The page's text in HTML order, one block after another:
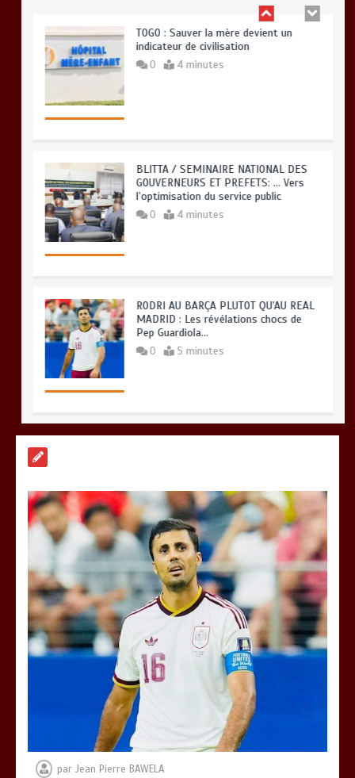
TOGO : Sauver la mère devient un
indicateur de civilisation
0 4 minutes
BLITTA / SEMINAIRE NATIONAL DES
GOUVERNEURS ET PREFETS: … Vers
l’optimisation du service public
0 4 minutes
RODRI AU BARÇA PLUTOT QU’AU REAL
MADRID : Les révélations chocs de
Pep Guardiola…
0 5 minutes
0 5 minutes
TOGO : Sauver la mère devient un
indicateur de civilisation
0 4 minutes
par Jean Pierre BAWELA